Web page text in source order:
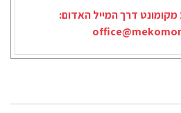
דרך המייל האדום: